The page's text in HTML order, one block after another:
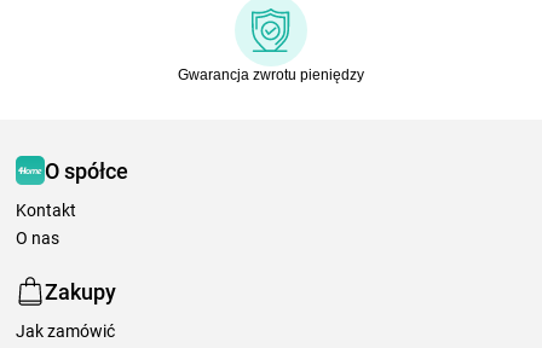
Gwarancja zwrotu pieniędzy
O spółce
Kontakt
O nas
Zakupy
Jak zamówić